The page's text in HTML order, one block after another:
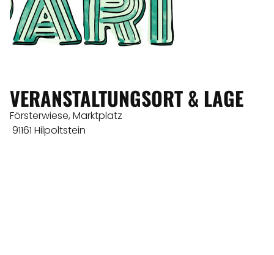
VERANSTALTUNGSORT & LAGE
Försterwiese, Marktplatz
91161 Hilpoltstein